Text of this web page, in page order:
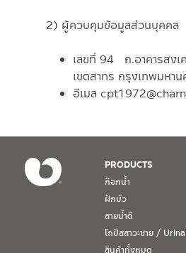
2) ผู้ควบคุมข้อมูลส่วนบุคคล
เลขที่ 94 ถ.อาคารสงเ
เขตสาทร กรุงเทพมห
อีเมล
PRODUCTS
ก๊อกน้ำ
ฝักบัว
สายน้ำดี
โถปัสสาวะชาย /
สินค้าทั้งหมด